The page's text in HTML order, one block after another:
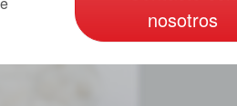
nosotros